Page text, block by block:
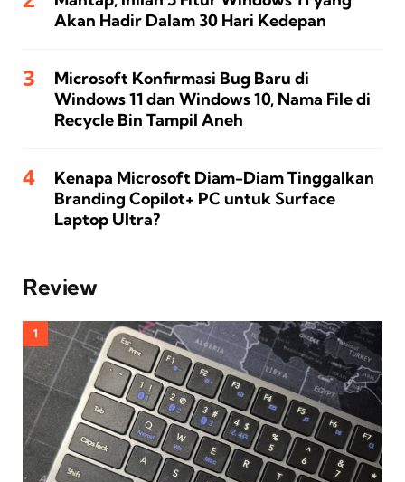
Akan Hadir Dalam 30 Hari Kedepan
Microsoft Konfirmasi Bug Baru di
Windows 11 dan Windows 10, Nama File di
Recycle Bin Tampil Aneh
Kenapa Microsoft Diam-Diam Tinggalkan
Branding Copilot+ PC untuk Surface
Laptop Ultra?
Review